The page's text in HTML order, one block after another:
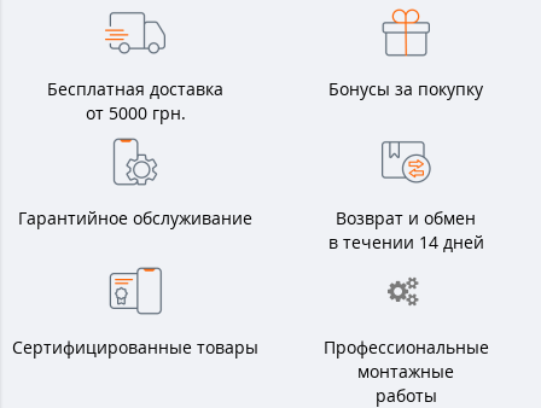
Бесплатная доставка
от 5000 грн.
Бонусы за покупку
Гарантийное обслуживание
Возврат и обмен
в течении 14 дней
Сертифицированные товары
Профессиональные
монтажные
работы